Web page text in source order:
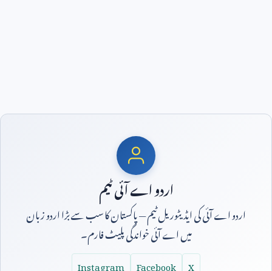
اردو اے آئی ٹیم
اردو اے آئی کی ایڈیٹوریل ٹیم — پاکستان کا سب سے بڑا اردو زبان
میں اے آئی خواندگی پلیٹ فارم۔
X
Facebook
Instagram